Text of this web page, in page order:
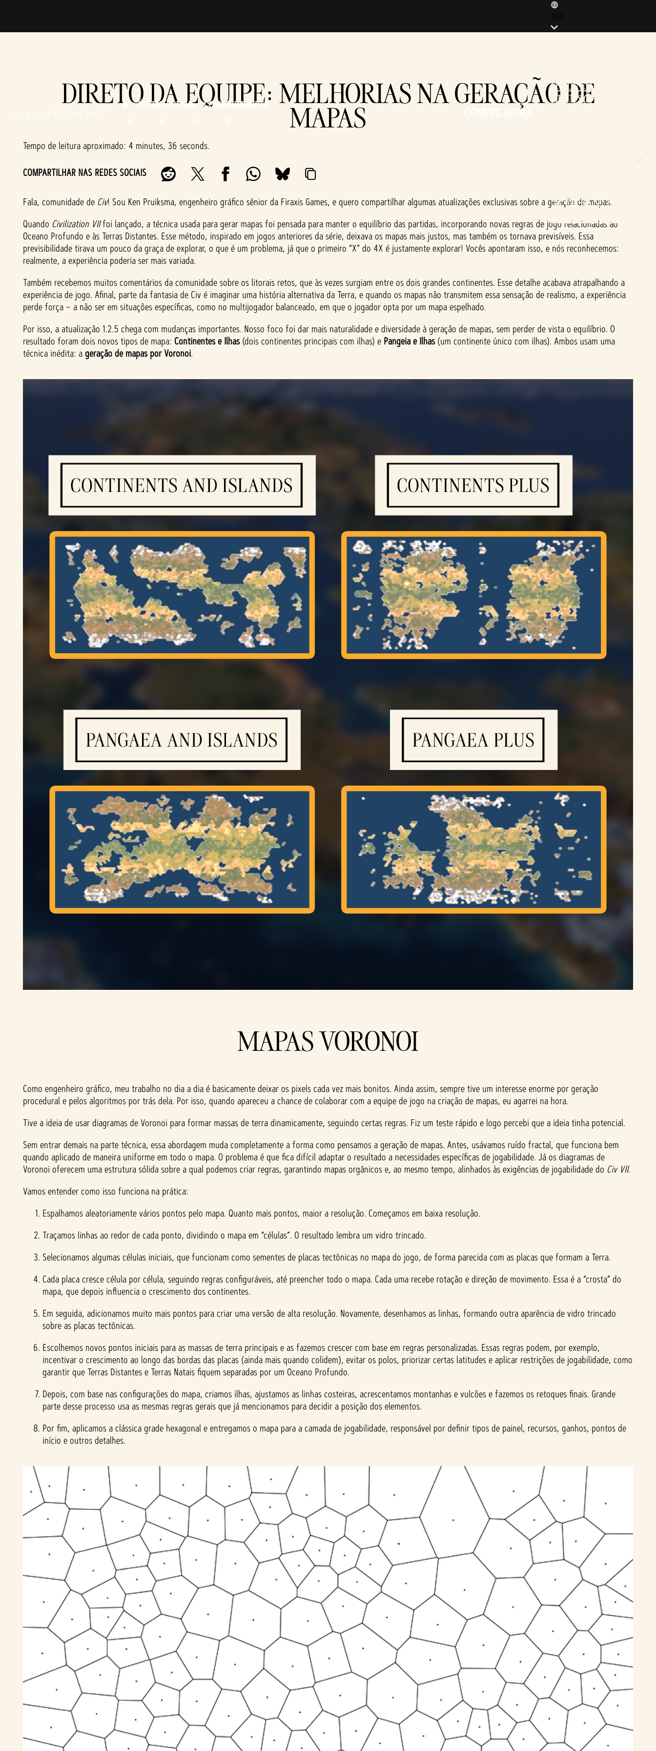
ÚLTIMAS GUIAS COMUNIDADESUPORTE
COMPRE AGORA
ITALIANO (IT)
DEUTSCH (DE)
繁體中文 (TW)
简体中文 (CN)
DIRETO DA EQUIPE: MELHORIAS NA GERAÇÃO DE
MAPAS
Tempo de leitura aproximado 4 minutes, 36 seconds
COMPARTILHAR NAS REDES SOCIAIS
Fala, comunidade de Civ! Sou Ken Pruiksma, engenheiro gráfico sênior da Firaxis Games, e quero compartilhar algumas atualizações exclusivas sobre a geração de mapas.
Quando Civilization VIIfoi lançado, a técnica usada para gerar mapas foi pensada para manter o equilíbrio das partidas, incorporando novas regras de jogo relacionadas ao
Oceano Profundo e às Terras Distantes. Esse método, inspirado em jogos anteriores da série, deixava os mapas mais justos, mas também os tornava previsíveis. Essa
previsibilidade tirava um pouco da graça de explorar, o que é um problema, já que o primeiro “X” do 4X é justamente explorar! Vocês apontaram isso, e nós reconhecemos:
realmente, a experiência poderia ser mais variada.
Também recebemos muitos comentários da comunidade sobre os litorais retos, que às vezes surgiam entre os dois grandes continentes. Esse detalhe acabava atrapalhando a
experiência de jogo. Afinal, parte da fantasia de Civ é imaginar uma história alternativa da Terra, e quando os mapas não transmitem essa sensação de realismo, a experiência
perde força – a não ser em situações específicas, como no multijogador balanceado, em que o jogador opta por um mapa espelhado.
Por isso, a atualização 1.2.5 chega com mudanças importantes. Nosso foco foi dar mais naturalidade e diversidade à geração de mapas, sem perder de vista o equilíbrio. O
resultado foram dois novos tipos de mapa: Continentes e Ilhas (dois continentes principais com ilhas) e Pangeia e Ilhas (um continente único com ilhas). Ambos usam uma
técnica inédita: ageração de mapas por Voronoi.
MAPAS VORONOI
Como engenheiro gráfico, meu trabalho no dia a dia é basicamente deixar os pixels cada vez mais bonitos. Ainda assim, sempre tive um interesse enorme por geração
procedural e pelos algoritmos por trás dela. Por isso, quando apareceu a chance de colaborar com a equipe de jogo na criação de mapas, eu agarrei na hora.
Tive a ideia de usar diagramas de Voronoi para formar massas de terra dinamicamente, seguindo certas regras. Fiz um teste rápido e logo percebi que a ideia tinha potencial.
Sem entrar demais na parte técnica, essa abordagem muda completamente a forma como pensamos a geração de mapas. Antes, usávamos ruído fractal, que funciona bem
quando aplicado de maneira uniforme em todo o mapa. O problema é que fica difícil adaptar o resultado a necessidades específicas de jogabilidade. Já os diagramas de
Voronoi oferecem uma estrutura sólida sobre a qual podemos criar regras, garantindo mapas orgânicos e, ao mesmo tempo, alinhados às exigências de jogabilidade do Civ VII.
Vamos entender como isso funciona na prática:
Espalhamos aleatoriamente vários pontos pelo mapa. Quanto mais pontos, maior a resolução. Começamos em baixa resolução.
Traçamos linhas ao redor de cada ponto, dividindo o mapa em “células”. O resultado lembra um vidro trincado.
Selecionamos algumas células iniciais, que funcionam como sementes de placas tectônicas no mapa do jogo, de forma parecida com as placas que formam a Terra.
Cada placa cresce célula por célula, seguindo regras configuráveis, até preencher todo o mapa. Cada uma recebe rotação e direção de movimento. Essa é a “crosta” do
mapa, que depois influencia o crescimento dos continentes.
Em seguida, adicionamos muito mais pontos para criar uma versão de alta resolução. Novamente, desenhamos as linhas, formando outra aparência de vidro trincado
sobre as placas tectônicas.
Escolhemos novos pontos iniciais para as massas de terra principais e as fazemos crescer com base em regras personalizadas. Essas regras podem, por exemplo,
incentivar o crescimento ao longo das bordas das placas (ainda mais quando colidem), evitar os polos, priorizar certas latitudes e aplicar restrições de jogabilidade, como
garantir que Terras Distantes e Terras Natais fiquem separadas por um Oceano Profundo.
Depois, com base nas configurações do mapa, criamos ilhas, ajustamos as linhas costeiras, acrescentamos montanhas e vulcões e fazemos os retoques finais. Grande
parte desse processo usa as mesmas regras gerais que já mencionamos para decidir a posição dos elementos.
Por fim, aplicamos a clássica grade hexagonal e entregamos o mapa para a camada de jogabilidade, responsável por definir tipos de painel, recursos, ganhos, pontos de
início e outros detalhes.